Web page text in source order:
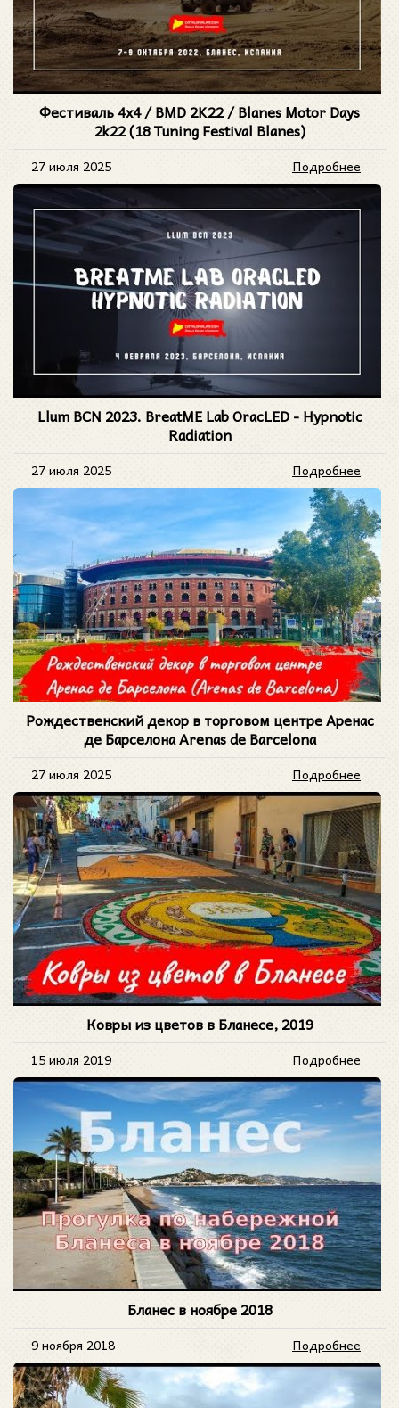
Фестиваль 4x4 / BMD 2K22 / Blanes Motor Days
2k22 (18 Tuning Festival Blanes)
27 июля 2025 Подробнее
Llum BCN 2023. BreatME Lab OracLED - Hypnotic
Radiation
27 июля 2025 Подробнее
Рождественский декор в торговом центре Аренас
де Барселона Arenas de Barcelona
27 июля 2025 Подробнее
Ковры из цветов в Бланесе, 2019
15 июля 2019 Подробнее
Бланес в ноябре 2018
9 ноября 2018 Подробнее